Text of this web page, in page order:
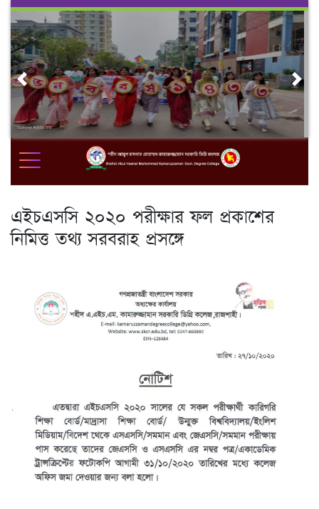
Skip
content
Previous
এইচএসসি ২০২০ পরীক্ষার ফল প্রকাশের
নিমিত্ত তথ্য সরবরাহ প্রসঙ্গে